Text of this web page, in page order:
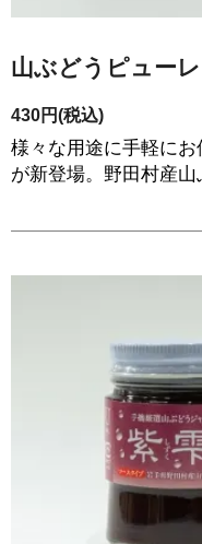
山ぶどうピュー
430円(税込)
様々な用途に手軽に
が新登場。野田村産山